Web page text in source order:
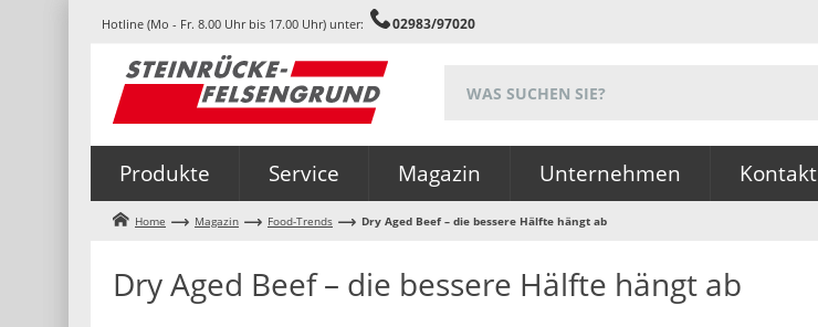
Hotline (Mo - Fr. 8.00 Uhr bis 17.00 Uhr) unter: 02983/97020
Produkte Service Magazin Unternehmen Kontakt
Home Magazin Food-Trends Dry Aged Beef – die bessere Hälfte hängt ab
Dry Aged Beef – die bessere Hälfte hängt ab